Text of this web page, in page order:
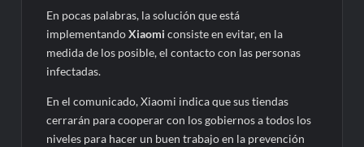
En pocas palabras, la solución que está
implementandoXiaomiconsiste en evitar, en la
medida de los posible, el contacto con las personas
infectadas.
En el comunicado, Xiaomi indica que sus tiendas
cerrarán para cooperar con los gobiernos a todos los
niveles para hacer un buen trabajo en la prevención